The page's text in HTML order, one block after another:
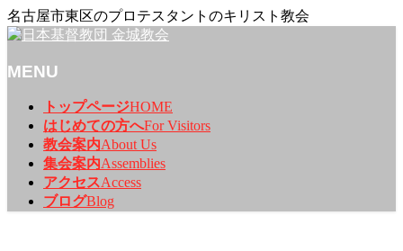
名古屋市東区のプロテスタントのキリスト教会
MENU
トップページHOME
はじめての方へFor Visitors
教会案内About Us
集会案内Assemblies
アクセスAccess
ブログBlog